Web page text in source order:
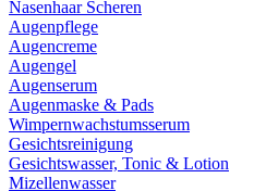
Nasenhaar Scheren
Augenpflege
Augencreme
Augengel
Augenserum
Augenmaske & Pads
Wimpernwachstumsserum
Gesichtsreinigung
Gesichtswasser, Tonic & Lotion
Mizellenwasser